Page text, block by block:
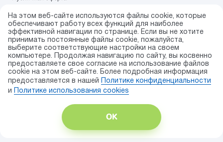
На этом веб-сайте используются файлы cookie, которые
обеспечивают работу всех функций для наиболее
эффективной навигации по странице. Если вы не хотите
принимать постоянные файлы cookie, пожалуйста,
выберите соответствующие настройки на своем
компьютере. Продолжая навигацию по сайту, вы косвенно
предоставляете свое согласие на использование файлов
cookie на этом веб-сайте. Более подробная информация
предоставляется в нашей
Политике конфиденциальности
и
Политике использования сookies
ОК
Карта сайта
Разработка сайта — ITECH.group